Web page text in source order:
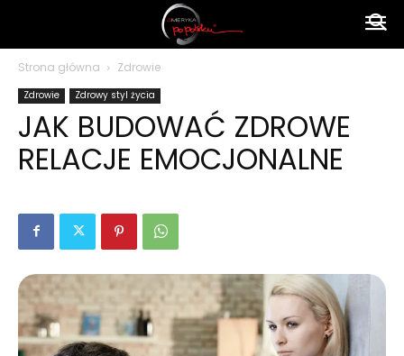
Strona główna Zdrowie
Zdrowie Zdrowy styl życia
JAK BUDOWAĆ ZDROWE
RELACJE EMOCJONALNE